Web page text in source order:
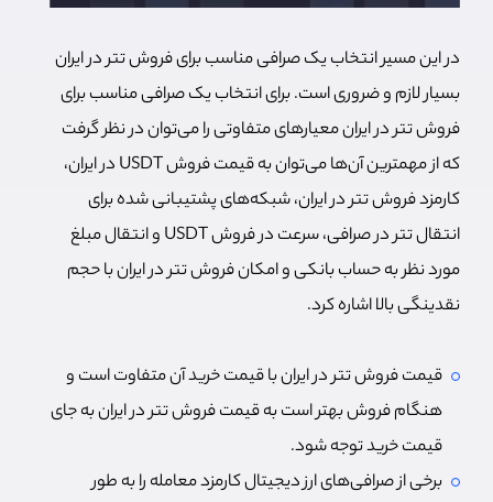
در این مسیر انتخاب یک صرافی مناسب برای فروش تتر در ایران
بسیار لازم و ضروری است. برای انتخاب یک صرافی مناسب برای
فروش تتر در ایران معیارهای متفاوتی را می‌توان در نظر گرفت
که از مهمترین آن‌ها می‌توان به قیمت فروش USDT در ایران،
کارمزد فروش تتر در ایران، شبکه‌های پشتیبانی شده برای
انتقال تتر در صرافی، سرعت در فروش USDT و انتقال مبلغ
مورد نظر به حساب بانکی و امکان فروش تتر در ایران با حجم
نقدینگی بالا اشاره کرد.
قیمت فروش تتر در ایران با قیمت خرید آن متفاوت است و
هنگام فروش بهتر است به قیمت فروش تتر در ایران به جای
قیمت خرید توجه شود.
برخی از صرافی‌های ارز دیجیتال کارمزد معامله را به طور